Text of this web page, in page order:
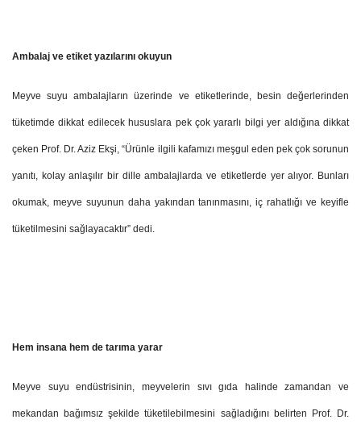
Ambalaj ve etiket yazılarını okuyun
Meyve suyu ambalajların üzerinde ve etiketlerinde, besin değerlerinden
tüketimde dikkat edilecek hususlara pek çok yararlı bilgi yer aldığına dikkat
çeken Prof. Dr. Aziz Ekşi, “Ürünle ilgili kafamızı meşgul eden pek çok sorunun
yanıtı, kolay anlaşılır bir dille ambalajlarda ve etiketlerde yer alıyor. Bunları
okumak, meyve suyunun daha yakından tanınmasını, iç rahatlığı ve keyifle
tüketilmesini sağlayacaktır” dedi.
Hem insana hem de tarıma yarar
Meyve suyu endüstrisinin, meyvelerin sıvı gıda halinde zamandan ve
mekandan bağımsız şekilde tüketilebilmesini sağladığını belirten Prof. Dr.